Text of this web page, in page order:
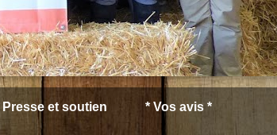
Presse et soutien * Vos avis *